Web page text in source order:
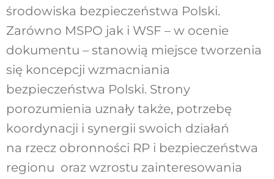
środowiska bezpieczeństwa Polski.
Zarówno MSPO jak i WSF – w ocenie
dokumentu – stanowią miejsce tworzenia
się koncepcji wzmacniania
bezpieczeństwa Polski. Strony
porozumienia uznały także, potrzebę
koordynacji i synergii swoich działań
na rzecz obronności RP i bezpieczeństwa
regionu oraz wzrostu zainteresowania